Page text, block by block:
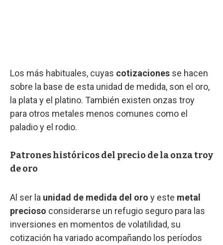
Los más habituales, cuyas cotizaciones se hacen
sobre la base de esta unidad de medida, son el oro,
la plata y el platino. También existen onzas troy
para otros metales menos comunes como el
paladio y el rodio.
Patrones históricos del precio de la onza troy
de oro
Al ser la unidad de medida del oro y este metal
precioso considerarse un refugio seguro para las
inversiones en momentos de volatilidad, su
cotización ha variado acompañando los períodos